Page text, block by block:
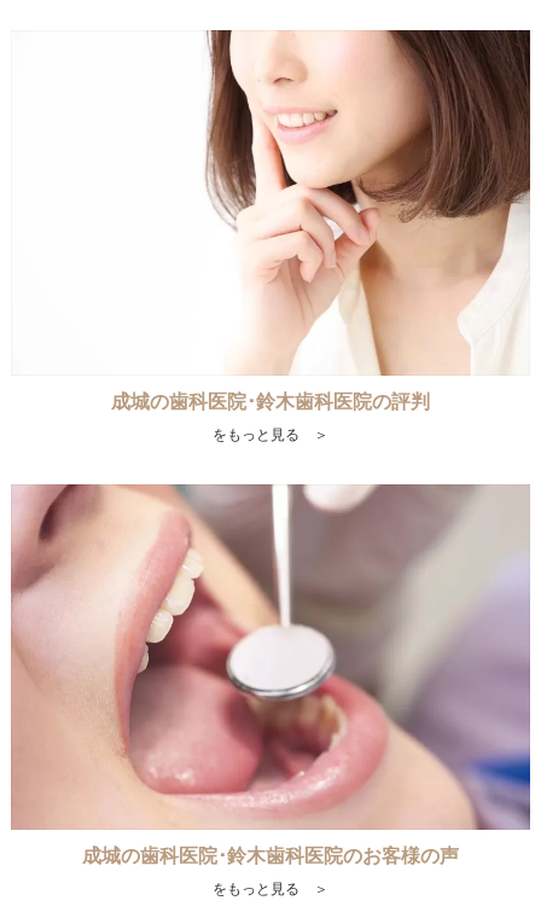
成城の歯科医院･鈴木歯科医院の評判
をもっと見る ＞
成城の歯科医院･鈴木歯科医院のお客様の声
をもっと見る ＞